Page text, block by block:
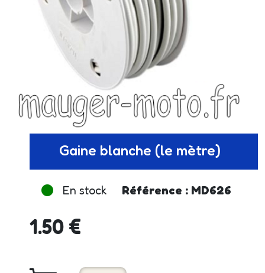
Gaine blanche (le mètre)
En stock Référence : MD626
1.50 €